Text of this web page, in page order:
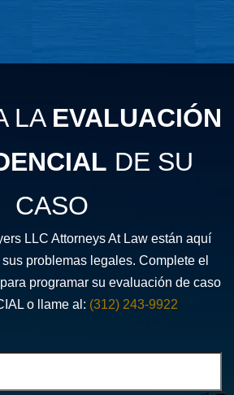
LA EVALUACIÓN
DE SU
CASO
LLC Attorneys At Law están aquí
problemas legales. Complete el
programar su evaluación de caso
o llame al: (312) 243-9922